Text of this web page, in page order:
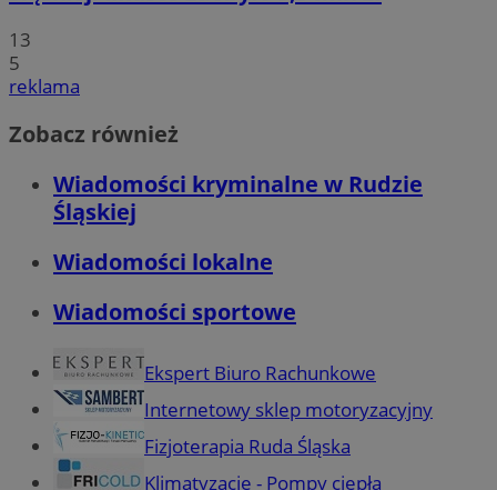
13
5
reklama
Zobacz również
Wiadomości kryminalne w Rudzie
Śląskiej
Wiadomości lokalne
Wiadomości sportowe
Ekspert Biuro Rachunkowe
Internetowy sklep motoryzacyjny
Fizjoterapia Ruda Śląska
Klimatyzacje - Pompy ciepła